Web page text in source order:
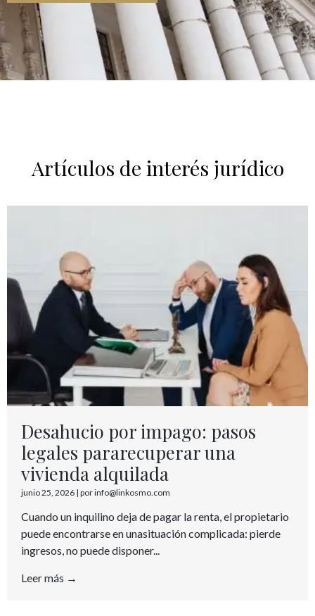
Artículos de interés jurídico
Desahucio por impago: pasos
legales pararecuperar una
vivienda alquilada
junio 25, 2026 | por info@linkosmo.com
Cuando un inquilino deja de pagar la renta, el propietario
puede encontrarse en unasituación complicada: pierde
ingresos, no puede disponer...
Leer más →